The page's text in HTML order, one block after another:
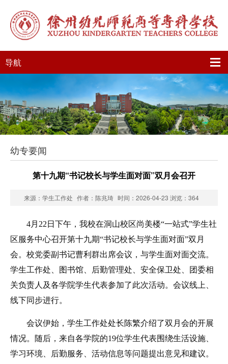
导航
幼专要闻
第十九期“书记校长与学生面对面”双月会召开
来源：学生工作处 作者：陈兆琦 时间：2026-04-23 浏览： 364
4月22日下午，我校在洞山校区尚美楼“一站式”学生社
区服务中心召开第十九期“书记校长与学生面对面”双月
会。校党委副书记曹利群出席会议，与学生面对面交流。
学生工作处、图书馆、后勤管理处、安全保卫处、团委相
关负责人及各学院学生代表参加了此次活动。会议线上、
线下同步进行。
会议伊始，学生工作处处长陈繁介绍了双月会的开展
情况。随后，来自各学院的19位学生代表围绕生活设施、
学习环境、后勤服务、活动信息等问题提出意见和建议。